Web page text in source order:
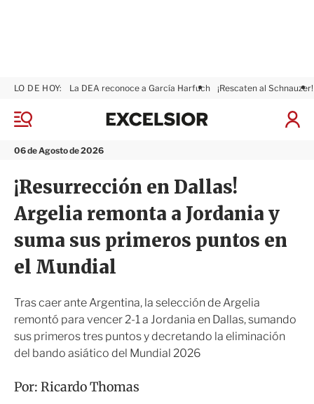
M
n
06 de Agosto de 2026
LO DE HOY: La DEA reconoce a García Harfuch ¡Rescaten al Schnauzer!
I
x
s
i
r
¡Resurrección en Dallas!
Argelia remonta a Jordania y
suma sus primeros puntos en
el Mundial
Tras caer ante Argentina, la selección de Argelia
remontó para vencer 2-1 a Jordania en Dallas, sumando
sus primeros tres puntos y decretando la eliminación
del bando asiático del Mundial 2026
Por: Ricardo Thomas